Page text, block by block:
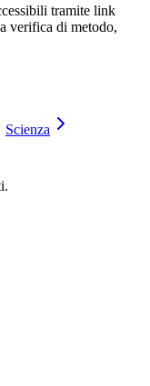
tramite link
verifica di metodo,
Scienza